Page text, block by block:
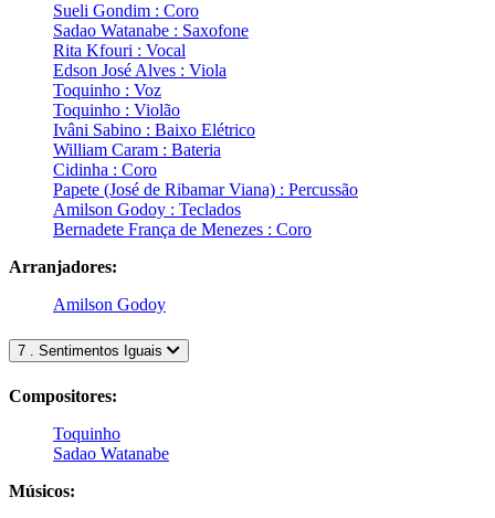
Sueli Gondim : Coro
Sadao Watanabe : Saxofone
Rita Kfouri : Vocal
Edson José Alves : Viola
Toquinho : Voz
Toquinho : Violão
Ivâni Sabino : Baixo Elétrico
William Caram : Bateria
Cidinha : Coro
Papete (José de Ribamar Viana) : Percussão
Amilson Godoy : Teclados
Bernadete França de Menezes : Coro
Arranjadores:
Amilson Godoy
7 . Sentimentos Iguais
Compositores:
Toquinho
Sadao Watanabe
Músicos: